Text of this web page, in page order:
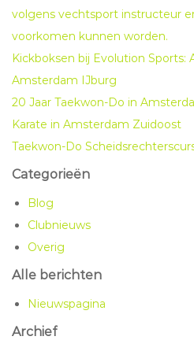
volgens vechtsport instructeur
voorkomen kunnen worden.
Kickboksen bij Evolution Sports:
Amsterdam IJburg
20 Jaar Taekwon-Do in
Karate in Amsterdam Zuidoost
Taekwon-Do
Categorieën
Blog
Clubnieuws
Overig
Alle berichten
Nieuwspagina
Archief